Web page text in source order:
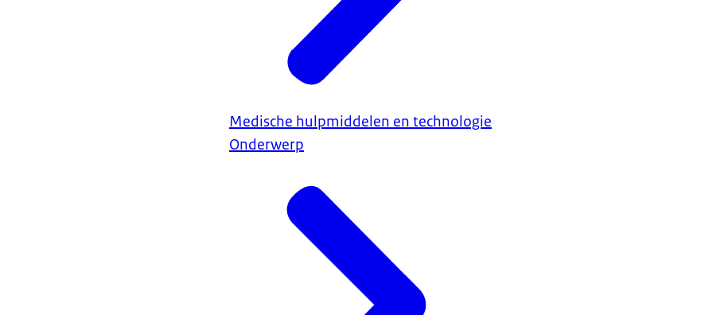
Medische hulpmiddelen en technologie
Onderwerp